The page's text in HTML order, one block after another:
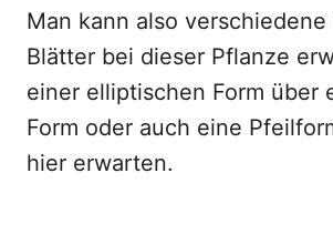
Man kann also verschiedene
Blätter bei dieser Pflanze
einer elliptischen Form über
Form oder auch eine
hier erwarten.